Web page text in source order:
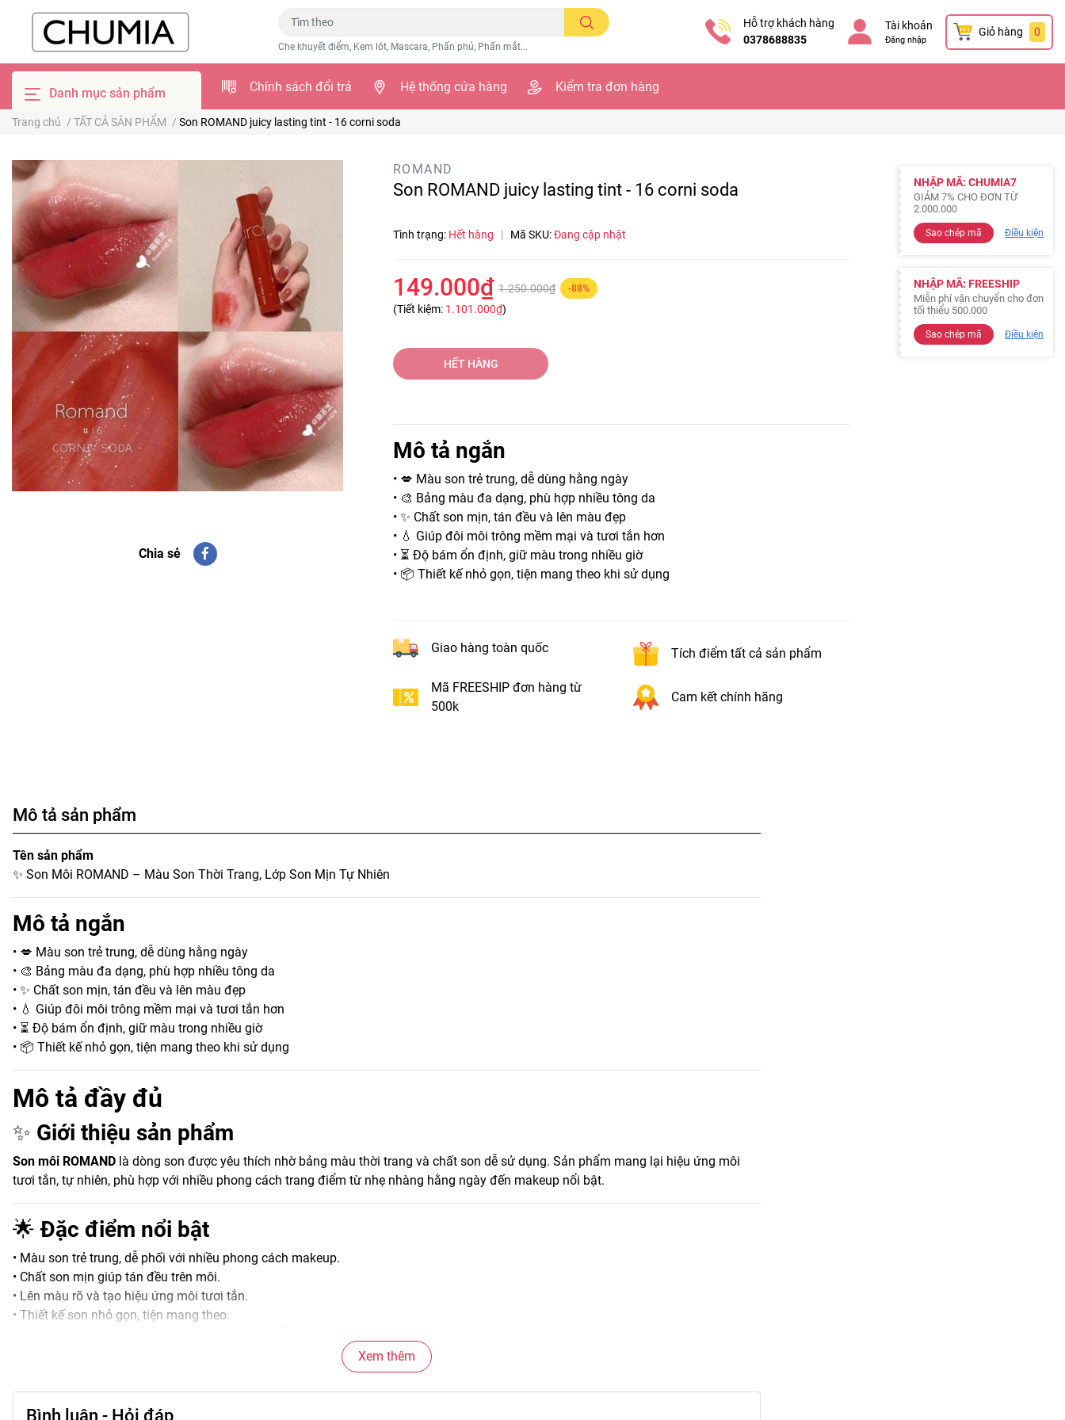
Che khuyết điểm, Kem lót, Mascara, Phấn phủ, Phấn mắt...
Hỗ trợ khách hàng
0378688835
Tài khoản
Đăng nhập
Giỏ hàng 0
Danh mục sản phẩm Chính sách đổi trả Hệ thống cửa hàng Kiểm tra đơn hàng
Trang chủ / TẤT CẢ SẢN PHẨM / Son ROMAND juicy lasting tint - 16 corni soda
Chia sẻ
ROMAND
Son ROMAND juicy lasting tint - 16 corni soda
Tình trạng: Hết hàng | Mã SKU:Đang cập nhật
149.000₫ 1.250.000₫ -88%
(Tiết kiệm: 1.101.000₫)
HẾT HÀNG
Mô tả ngắn
• 💋 Màu son trẻ trung, dễ dùng hằng ngày
• 🎨 Bảng màu đa dạng, phù hợp nhiều tông da
• ✨ Chất son mịn, tán đều và lên màu đẹp
• 💧 Giúp đôi môi trông mềm mại và tươi tắn hơn
• ⏳ Độ bám ổn định, giữ màu trong nhiều giờ
• 📦 Thiết kế nhỏ gọn, tiện mang theo khi sử dụng
Giao hàng toàn quốc Tích điểm tất cả sản phẩm
Mã FREESHIP đơn hàng từ
500k
Cam kết chính hãng
NHẬP MÃ: CHUMIA7
GIẢM 7% CHO ĐƠN TỪ
2.000.000
Sao chép mã Điều kiện
NHẬP MÃ: FREESHIP
Miễn phí vận chuyển cho đơn
tối thiểu 500.000
Sao chép mã Điều kiện
Mô tả sản phẩm
Tên sản phẩm
✨ Son Môi ROMAND – Màu Son Thời Trang, Lớp Son Mịn Tự Nhiên
Mô tả ngắn
• 💋 Màu son trẻ trung, dễ dùng hằng ngày
• 🎨 Bảng màu đa dạng, phù hợp nhiều tông da
• ✨ Chất son mịn, tán đều và lên màu đẹp
• 💧 Giúp đôi môi trông mềm mại và tươi tắn hơn
• ⏳ Độ bám ổn định, giữ màu trong nhiều giờ
• 📦 Thiết kế nhỏ gọn, tiện mang theo khi sử dụng
Mô tả đầy đủ
✨ Giới thiệu sản phẩm
Son môi ROMAND là dòng son được yêu thích nhờ bảng màu thời trang và chất son dễ sử dụng. Sản phẩm mang lại hiệu ứng môi
tươi tắn, tự nhiên, phù hợp với nhiều phong cách trang điểm từ nhẹ nhàng hằng ngày đến makeup nổi bật.
🌟Đặc điểm nổi bật
• Màu son trẻ trung, dễ phối với nhiều phong cách makeup.
• Chất son mịn giúp tán đều trên môi.
• Lên màu rõ và tạo hiệu ứng môi tươi tắn.
• Thiết kế son nhỏ gọn, tiện mang theo.
• Tạo màu sắc tươi tắn cho đôi môi.
Xem thêm
Bình luận - Hỏi đáp